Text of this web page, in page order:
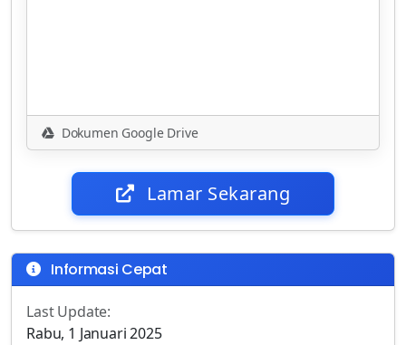
Dokumen Google Drive
Lamar Sekarang
Informasi Cepat
Last Update:
Rabu, 1 Januari 2025